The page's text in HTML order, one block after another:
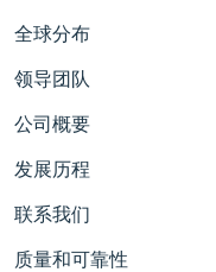
全球分布
领导团队
公司概要
发展历程
联系我们
质量和可靠性